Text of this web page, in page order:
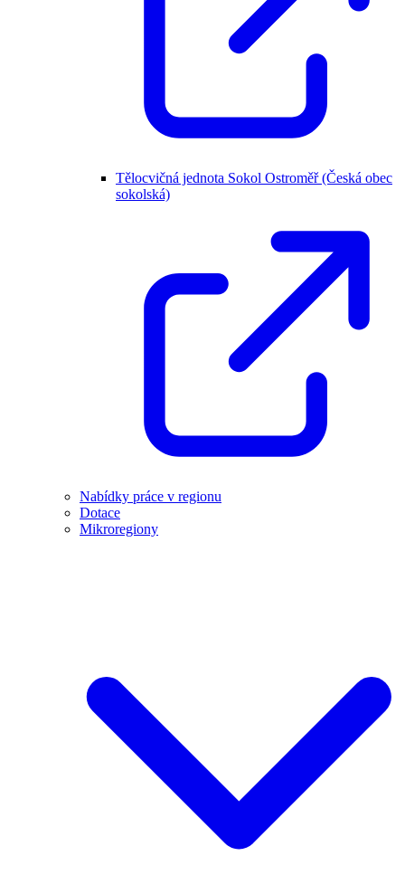
Tělocvičná jednota Sokol Ostroměř (Česká obec
sokolská)
Nabídky práce v regionu
Dotace
Mikroregiony